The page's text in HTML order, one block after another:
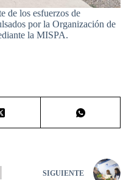
de los esfuerzos de
por la Organización de
la MISPA.
SIGUIENTE